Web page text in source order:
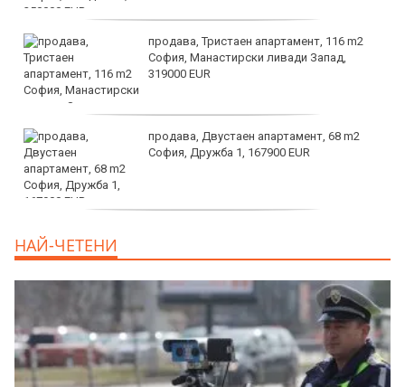
продава, Тристаен апартамент, 116 m2
София, Манастирски ливади Запад,
319000 EUR
продава, Двустаен апартамент, 68 m2
София, Дружба 1, 167900 EUR
НАЙ-ЧЕТЕНИ